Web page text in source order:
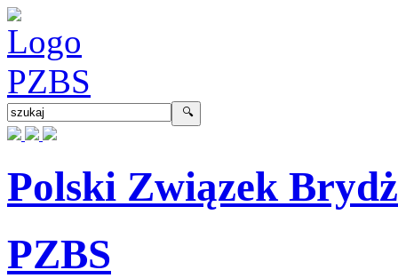
Polski Związek
PZBS